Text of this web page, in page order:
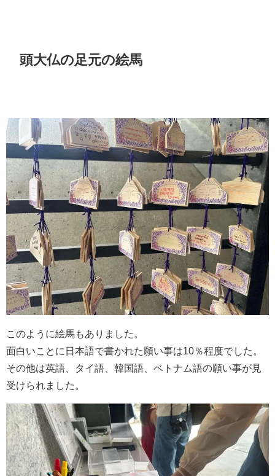
頭大仏の足元の絵馬
このように絵馬もありました。
面白いことに日本語で書かれた願い事は10％程度でした。
その他は英語、タイ語、韓国語、ベトナム語の願い事が見
受けられました。